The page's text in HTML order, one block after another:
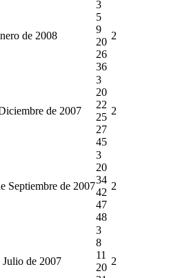
de 2008
3
5
9
20
26
36
2
de 2007
3
20
22
25
27
45
2
Septiembre de 2007
3
20
34
42
47
48
2
de 2007
3
8
11
20
2